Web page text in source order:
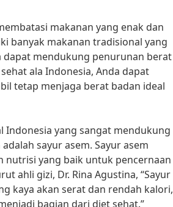
makanan yang enak dan
banyak makanan tradisional yang
mendukung penurunan berat
ala Indonesia, Anda dapat
tetap menjaga berat badan ideal
Indonesia yang sangat mendukung
sayur asem. Sayur asem
nutrisi yang baik untuk pencernaan
ahli gizi, Dr. Rina Agustina, “Sayur
kaya akan serat dan rendah kalori,
bagian dari diet sehat.”